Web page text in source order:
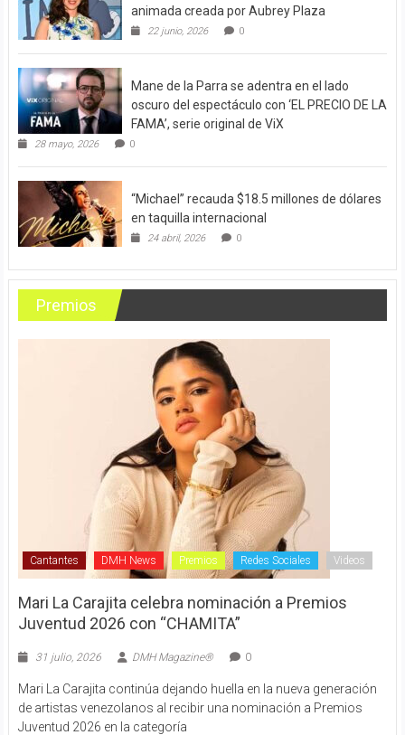
animada creada por Aubrey Plaza
22 junio, 2026 0
Mane de la Parra se adentra en el lado
oscuro del espectáculo con ‘EL PRECIO DE LA
FAMA’, serie original de ViX
28 mayo, 2026 0
“Michael” recauda $18.5 millones de dólares
en taquilla internacional
24 abril, 2026 0
Premios
Cantantes DMH News Premios Redes Sociales Videos
Mari La Carajita celebra nominación a Premios
Juventud 2026 con “CHAMITA”
31 julio, 2026 DMH Magazine® 0
Mari La Carajita continúa dejando huella en la nueva generación
de artistas venezolanos al recibir una nominación a Premios
Juventud 2026 en la categoría